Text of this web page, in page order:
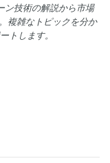
ン技術の解説から市場
複雑なトピックを分か
トします。